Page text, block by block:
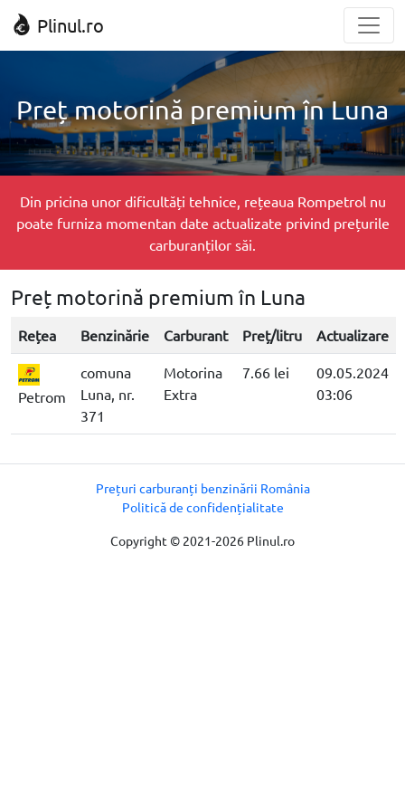
Plinul.ro
Preț motorină premium în Luna
Din pricina unor dificultăți tehnice, rețeaua Rompetrol nu
poate furniza momentan date actualizate privind prețurile
carburanților săi.
Preț motorină premium în Luna
Rețea Benzinărie Carburant Preț/litru Actualizare
Petrom
comuna
Luna, nr.
371
Motorina
Extra
7.66 lei
09.05.2024
03:06
Copyright © 2021-2026 Plinul.ro
Prețuri carburanți benzinării România
Politică de confidențialitate